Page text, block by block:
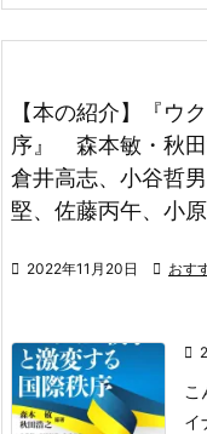
【本の紹介】『ウ
序』 森本敏・秋
倉井高志、小谷哲
堅、佐藤丙午、小
 2022年11月20日  おす

こ
イ